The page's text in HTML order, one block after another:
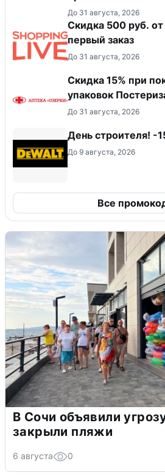
До 31 августа, 2026
Скидка 500 руб.
первый заказ
До 31 августа, 2026
Скидка 15% при
упаковок
До 31 августа, 2026
День строителя! -
До 9 августа, 2026
Все
В Сочи объявили
закрыли пляжи
6 августа 0